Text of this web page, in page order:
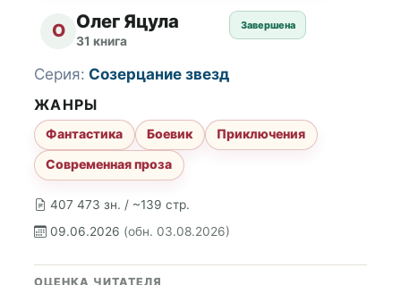
О Олег Яцула
31 книга
Завершена
407 473 зн. / ~139 стр.
09.06.2026 (обн. 03.08.2026)
Серия: Созерцание звезд
ЖАНРЫ
Фантастика Боевик
Приключения
Современная проза
ОЦЕНКА ЧИТАТЕЛЯ